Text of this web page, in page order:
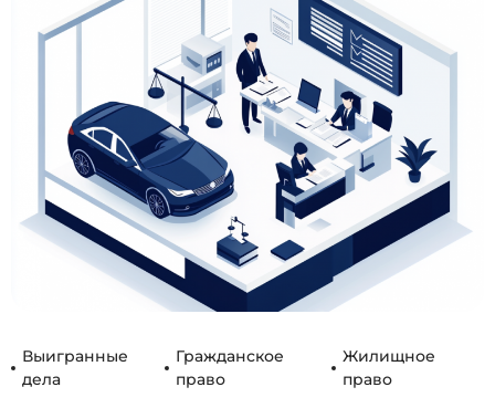
Выигранные
дела
Гражданское
право
Жилищное
право